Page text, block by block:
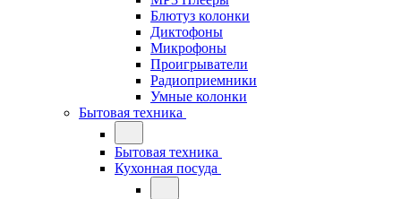
Блютуз колонки
Диктофоны
Микрофоны
Проигрыватели
Радиоприемники
Умные колонки
Бытовая техника
Бытовая техника
Кухонная посуда